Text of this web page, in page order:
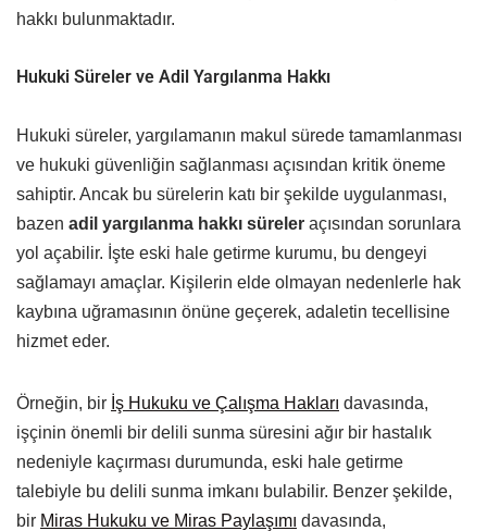
hakkı bulunmaktadır.
Hukuki Süreler ve Adil Yargılanma Hakkı
Hukuki süreler, yargılamanın makul sürede tamamlanması
ve hukuki güvenliğin sağlanması açısından kritik öneme
sahiptir. Ancak bu sürelerin katı bir şekilde uygulanması,
bazen adil yargılanma hakkı süreler açısından sorunlara
yol açabilir. İşte eski hale getirme kurumu, bu dengeyi
sağlamayı amaçlar. Kişilerin elde olmayan nedenlerle hak
kaybına uğramasının önüne geçerek, adaletin tecellisine
hizmet eder.
Örneğin, bir İş Hukuku ve Çalışma Hakları davasında,
işçinin önemli bir delili sunma süresini ağır bir hastalık
nedeniyle kaçırması durumunda, eski hale getirme
talebiyle bu delili sunma imkanı bulabilir. Benzer şekilde,
bir Miras Hukuku ve Miras Paylaşımı davasında,